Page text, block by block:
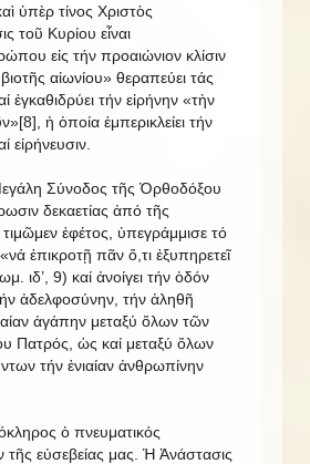
ὑπὲρ τίνος Χριστὸς
τοῦ Κυρίου εἶναι
εἰς τήν προαιώνιον κλίσιν
αἰωνίου» θεραπεύει τάς
ἐγκαθιδρύει τήν εἰρήνην «τὴν
ἡ ὁποία ἐμπερικλείει τήν
εἰρήνευσιν.
Σύνοδος τῆς Ὀρθοδόξου
δεκαετίας ἀπό τῆς
ἐφέτος, ὑπεγράμμισε τό
ἐπικροτῇ πᾶν ὅ,τι ἐξυπηρετεῖ
ιδ’, 9) καί ἀνοίγει τήν ὁδόν
ἀδελφοσύνην, τήν ἀληθῆ
ἀγάπην μεταξύ ὅλων τῶν
Πατρός, ὡς καί μεταξύ ὅλων
τήν ἑνιαίαν ἀνθρωπίνην
ὁ πνευματικός
εὐσεβείας μας. Ἡ Ἀνάστασις